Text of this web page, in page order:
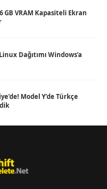
GB VRAM Kapasiteli Ekran
Dağıtımı Windows’a
Model Y’de Türkçe